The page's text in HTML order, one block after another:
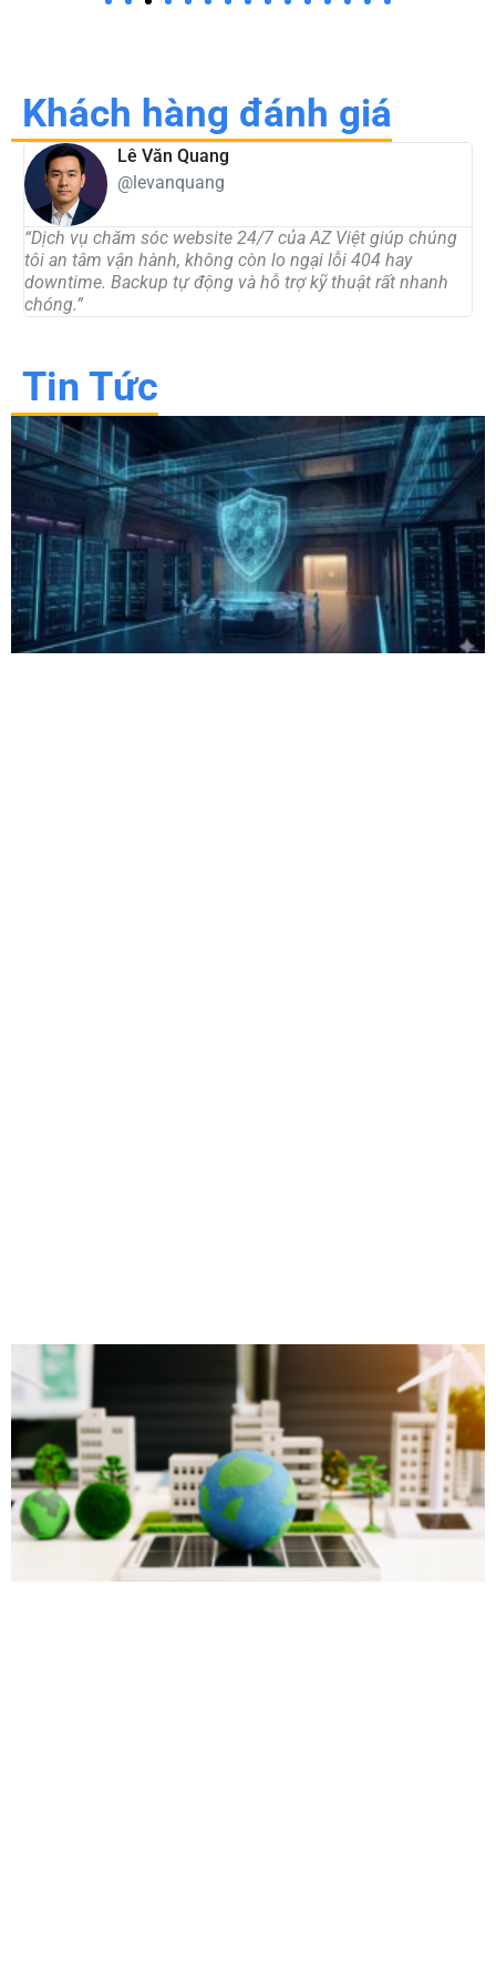
Khách hàng đánh giá
Lê Văn Quang
@levanquang
“Dịch vụ chăm sóc website 24/7 của AZ Việt giúp chúng
tôi an tâm vận hành, không còn lo ngại lỗi 404 hay
downtime. Backup tự động và hỗ trợ kỹ thuật rất nhanh
chóng.”
Tin Tức